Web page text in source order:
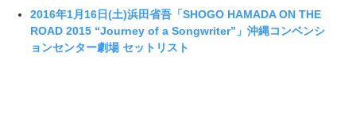
2016年1月16日(土)浜田省吾「SHOGO HAMADA ON THE
ROAD 2015 “Journey of a Songwriter”」沖縄コンベンシ
ョンセンター劇場 セットリスト